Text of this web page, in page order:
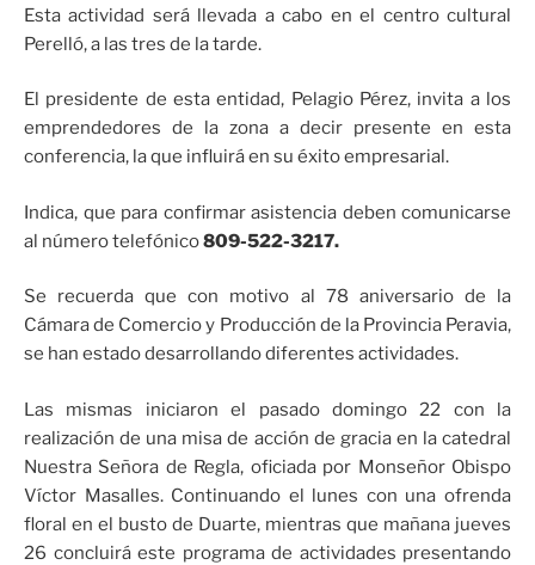
Esta actividad será llevada a cabo en el centro cultural
Perelló, a las tres de la tarde.
El presidente de esta entidad, Pelagio Pérez, invita a los
emprendedores de la zona a decir presente en esta
conferencia, la que influirá en su éxito empresarial.
Indica, que para confirmar asistencia deben comunicarse
al número telefónico809-522-3217.
Se recuerda que con motivo al 78 aniversario de la
Cámara de Comercio y Producción de la Provincia Peravia,
se han estado desarrollando diferentes actividades.
Las mismas iniciaron el pasado domingo 22 con la
realización de una misa de acción de gracia en la catedral
Nuestra Señora de Regla, oficiada por Monseñor Obispo
Víctor Masalles. Continuando el lunes con una ofrenda
floral en el busto de Duarte, mientras que mañana jueves
26 concluirá este programa de actividades presentando